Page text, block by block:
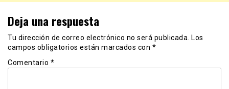
Deja una respuesta
Tu dirección de correo electrónico no será publicada.
Los
campos obligatorios están marcados con *
Comentario *